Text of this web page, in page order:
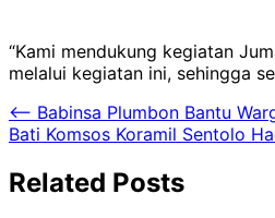
“Kami mendukung kegiatan
melalui kegiatan ini, sehingga
Navigasi
pos
⟵ Babinsa Plumbon Bantu
Bati Komsos Koramil Sentolo
Related Posts